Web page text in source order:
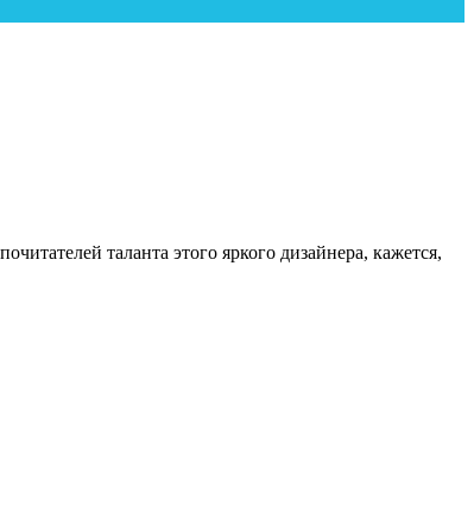
таланта этого яркого дизайнера, кажется,